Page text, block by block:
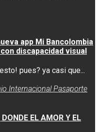
app Mi Bancolombia
discapacidad visual
pues? ya casi que...
Internacional Pasaporte
EL AMOR Y EL